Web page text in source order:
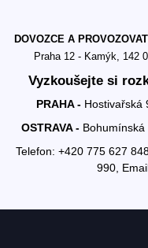
DOVOZCE A
Praha 12 - Kamýk, 142
Vyzkoušejte si
PRAHA - Hostivařská
OSTRAVA -
Telefon: +420 775 627
990,